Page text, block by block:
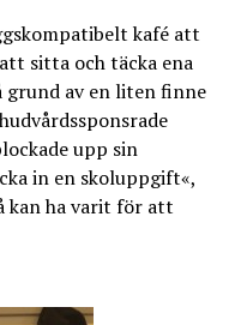
kafé att
sitta och täcka ena
grund av en liten finne
upp sin
in en skoluppgift«,
kan ha varit för att